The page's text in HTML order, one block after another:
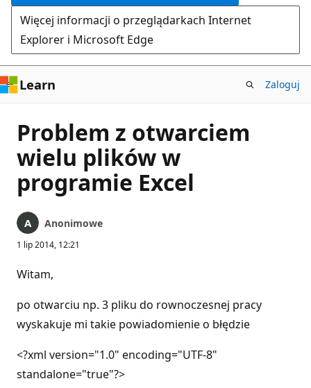
Więcej informacji o przeglądarkach Internet
Explorer i Microsoft Edge
Learn Zaloguj
Problem z otwarciem
wielu plików w
programie Excel
Anonimowe
1 lip 2014, 12:21
Witam,
po otwarciu np. 3 pliku do rownoczesnej pracy
wyskakuje mi takie powiadomienie o błędzie
<?xml version="1.0" encoding="UTF-8"
standalone="true"?>